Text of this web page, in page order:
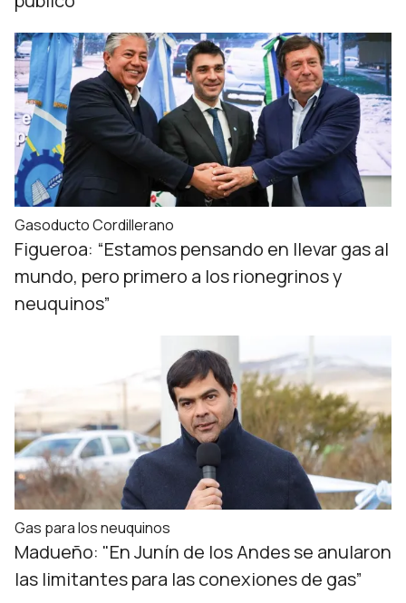
Gasoducto Cordillerano
Figueroa: “Estamos pensando en llevar gas al
mundo, pero primero a los rionegrinos y
neuquinos”
Gas para los neuquinos
Madueño: "En Junín de los Andes se anularon
las limitantes para las conexiones de gas”